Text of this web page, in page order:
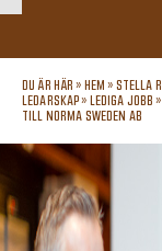
DU ÄR HÄR » HEM » STELLA
LEDARSKAP» LEDIGA JOBB »
TILL NORMA SWEDEN AB